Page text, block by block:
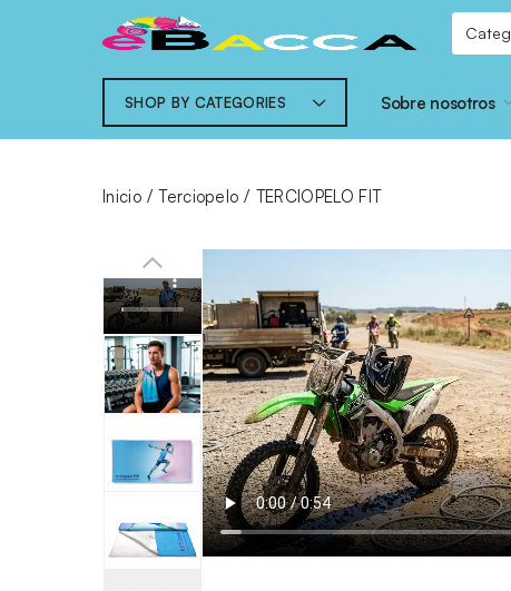
SHOP BY CATEGORIES Sobre nosotros
Inicio Terciopelo TERCIOPELO FIT